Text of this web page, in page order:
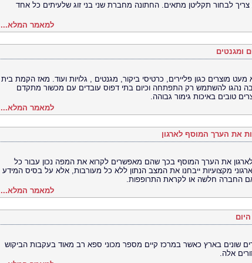
צריך לבחור תקליטן מתאים. החתונה מחברת שני בני זוג שלעיתים כל אחד
למאמר המלא...
ומגנטים
מעט מוצרים כגון פליירים, כרטיסי ביקור, מגנטים , גלויות ועוד. מאז הקמת בית
בה נהגו להשתמש רק התפתחה וכיום בתי דפוס עובדים עם מכשור מתקדם
טובים באיכות גימור גבוהה.
למאמר המלא...
את הערך המוסף לארגון
לארגון את הערך המוסף בכך שהם מאפשרים לקרוא את המפה נכון עבור כל
ארגוני מקצועיות ייבחנו את המצב הנתון ללא כל מעורבות, אלא על בסיס המידע
החברה חלשה או לקראת התרופפות.
למאמר המלא...
שונים בארץ כאשר במרכז קיים מספר מכוני ספא רב מאוד בעקבות הביקוש
אלה.